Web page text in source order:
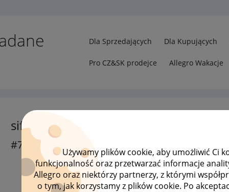
Używamy plików cookie, aby umożliwić Ci
funkcjonalność oraz przetwarzać informacje
Allegro oraz niektórzy partnerzy, z którymi
o tym, jak korzystamy z plików cookie. Po
Dla Sprzedających Dla Kupujących
Pro CZ&SK prodejce Allegro Wakacje
sifredi
#7 Wielbiciel